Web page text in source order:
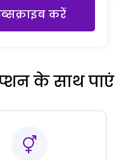
करें
के साथ पाएं